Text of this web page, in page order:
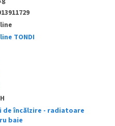
TONDI
de încălzire - radiatoare
baie